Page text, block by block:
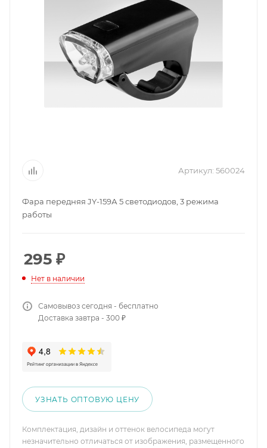
Артикул: 560024
Фара передняя JY-159А 5 светодиодов, 3 режима
работы
295 ₽
Нет в наличии
Самовывоз сегодня - бесплатно
Доставка завтра - 300 ₽
УЗНАТЬ ОПТОВУЮ ЦЕНУ
Комплектация, дизайн и оттенок велосипеда могут
незначительно отличаться от изображения, размещенного